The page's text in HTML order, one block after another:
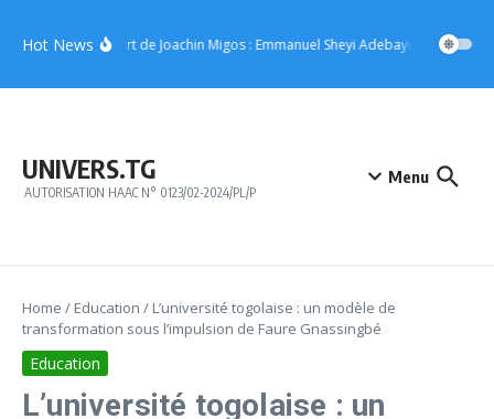
Hot NewsConcert de Joachin Migos : Emmanuel Sheyi Adebayor offre 10
UNIVERS.TG
AUTORISATION HAAC N° 0123/02-2024/PL/P
Menu
Home / Education / L’université togolaise : un modèle de
transformation sous l’impulsion de Faure Gnassingbé
Education
L’université togolaise : un